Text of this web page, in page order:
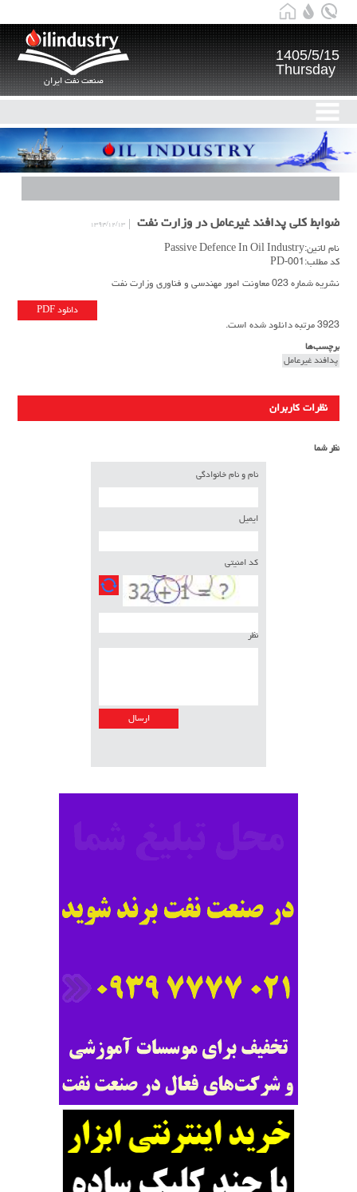
صنعت نفت ایران
1405/5/15
Thursday
ضوابط کلی پدافند غیرعامل در وزارت نفت ۱۳۹۴/۱۲/۱۳
نام لاتین:Passive Defence In Oil Industry
کد مطلب:PD-001
نشریه شماره 023 معاونت امور مهندسی و فناوری وزارت نفت
دانلود PDF
3923 مرتبه دانلود شده است.
برچسب‌ها
پدافند غیرعامل
نظرات کاربران
نظر شما
نام و نام خانوادگی
ایمیل
کد امنیتی
نظر